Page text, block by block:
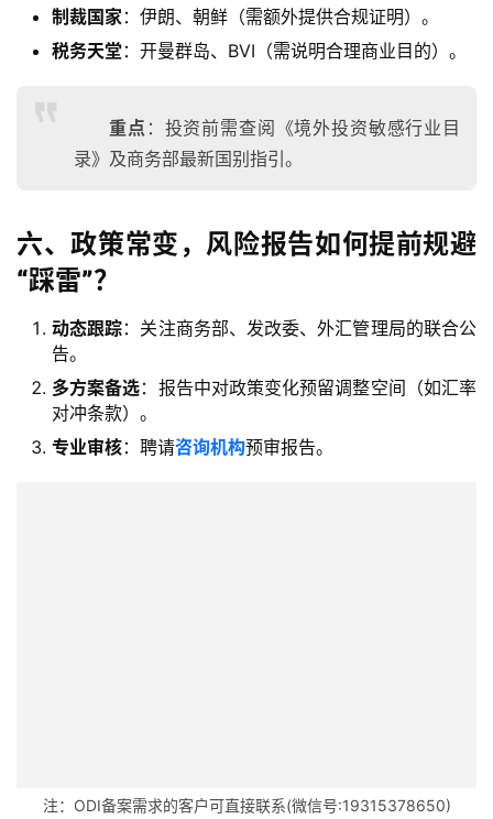
海
球
支
付
案
全
金
登录
制裁国家 ：伊朗、朝鲜（需额外提供合规证明）。
税务天堂：开曼群岛、BVI（需说明合理商业目的）。
重点 ：投资前需查阅《境外投资敏感行业目
录》及商务部最新国别指引。
六、政策常变，风险报告如何提前规避
“踩雷”？
动态跟踪：关注商务部、发改委、外汇管理局的联合公
告。
多方案备选：报告中对政策变化预留调整空间（如汇率
对冲条款）。
专业审核：聘请咨询机构预审报告。
注：ODI备案需求的客户可直接联系(微信号:19315378650)